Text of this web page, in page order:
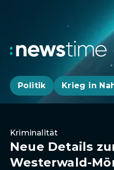
Politik Krieg in
Kriminalität
Neue Details
Westerwald-